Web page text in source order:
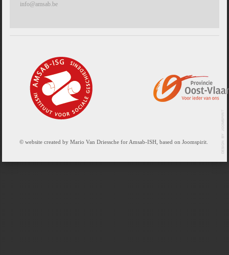
info@amsab.be
© website created by Mario Van Driessche for Amsab-ISH, based on Joomspirit.